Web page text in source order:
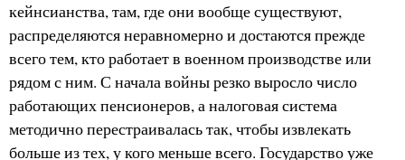
кейнсианства, там, где они вообще существуют,
распределяются неравномерно и достаются прежде
всего тем, кто работает в военном производстве или
рядом с ним. С начала войны резко выросло число
работающих пенсионеров, а налоговая система
методично перестраивалась так, чтобы извлекать
больше из тех, у кого меньше всего. Государство уже